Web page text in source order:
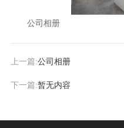
公司相册
上一篇:公司相册
下一篇:暂无内容